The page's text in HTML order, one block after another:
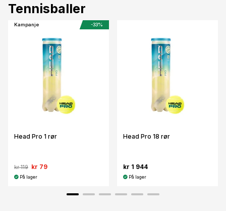
Tennisballer
Kampanje -33%
Head Pro 1 rør
kr 119 kr 79
På lager
Head Pro 18 rør
kr 1 944
På lager